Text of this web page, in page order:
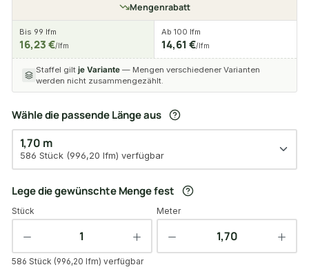
Mengenrabatt
Bis 99 lfm
16,23 €/lfm
Ab 100 lfm
14,61 €/lfm
Staffel gilt je Variante — Mengen verschiedener Varianten
werden nicht zusammengezählt.
Wähle die passende Länge aus
1,70 m
586 Stück (996,20 lfm) verfügbar
Lege die gewünschte Menge fest
Stück Meter
586 Stück (996,20 lfm) verfügbar